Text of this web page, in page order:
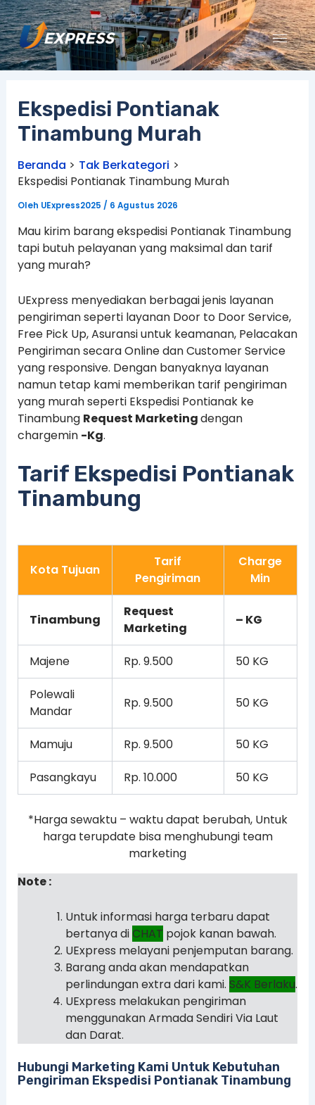
Lewati
ke
konten
Ekspedisi Pontianak
Tinambung Murah
Beranda
Tak Berkategori
Ekspedisi Pontianak Tinambung Murah
Oleh UExpress2025 / 6 Agustus 2026
Mau kirim barang ekspedisi Pontianak Tinambung
tapi butuh pelayanan yang maksimal dan tarif
yang murah?
UExpress menyediakan berbagai jenis layanan
pengiriman seperti layanan Door to Door Service,
Free Pick Up, Asuransi untuk keamanan, Pelacakan
Pengiriman secara Online dan Customer Service
yang responsive. Dengan banyaknya layanan
namun tetap kami memberikan tarif pengiriman
yang murah seperti Ekspedisi Pontianak ke
Tinambung Request Marketingdengan
chargemin -Kg.
Tarif Ekspedisi Pontianak
Tinambung
Kota Tujuan
Tarif
Pengiriman
Charge
Min
Tinambung
Request
Marketing
– KG
Majene Rp. 9.500 50 KG
Polewali
Mandar
Rp. 9.500 50 KG
Mamuju Rp. 9.500 50 KG
Pasangkayu Rp. 10.000 50 KG
*Harga sewaktu – waktu dapat berubah, Untuk
harga terupdate bisa menghubungi team
marketing
Note :
Untuk informasi harga terbaru dapat
bertanya diCHAT pojok kanan bawah.
UExpress melayani penjemputan barang.
Barang anda akan mendapatkan
perlindungan extra dari kami. S&K Berlaku.
UExpress melakukan pengiriman
menggunakan Armada Sendiri Via Laut
dan Darat.
Hubungi Marketing Kami Untuk Kebutuhan
Pengiriman Ekspedisi Pontianak Tinambung